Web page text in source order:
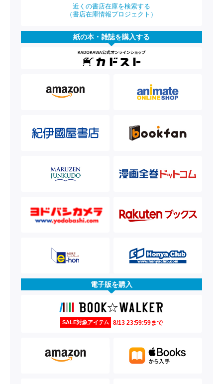
近くの書店在庫を検索する
（書店在庫情報プロジェクト）
紙の本・雑誌を購入する
電子版を購入
SALE対象アイテム 8/13 23:59:59まで